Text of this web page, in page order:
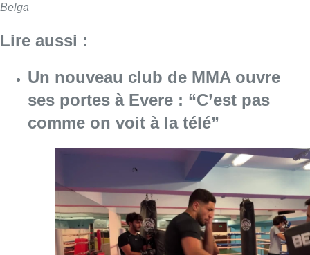
Belga
Lire aussi :
Un nouveau club de MMA ouvre
ses portes à Evere : “C’est pas
comme on voit à la télé”